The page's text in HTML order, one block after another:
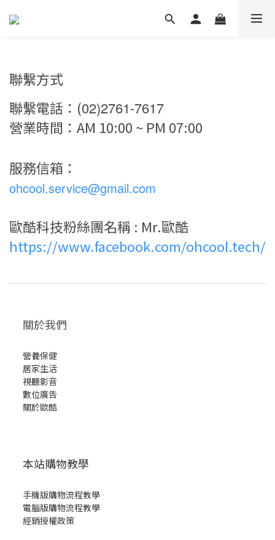
聯繫方式
聯繫電話：(02)2761-7617
營業時間：AM 10:00 ~ PM 07:00
服務信箱：
ohcool.service@gmail.com
歐酷科技粉絲團名稱 : Mr.歐酷
https://www.facebook.com/ohcool.tech/
關於我們
營養保健
居家生活
視聽影音
數位廣告
關於歐酷
本站購物教學
手機版購物流程教學
電腦版購物流程教學
經銷授權政策